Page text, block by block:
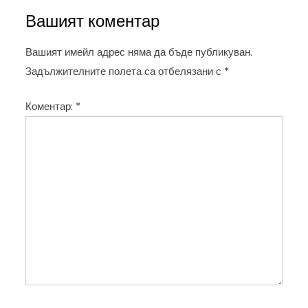
и
г
а
ц
я
Вашият коментар
Вашият имейл адрес няма да бъде публикуван.
Задължителните полета са отбелязани с *
Коментар: *